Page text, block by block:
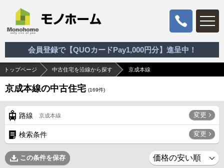
会員登録で【QUOカードPay1,000円分】進呈中！
トップページ 中古住宅を沿線から探す 京成本線
京成本線の中古住宅 (169件)
路線 京成本線 変更
検索条件 変更
この条件を保存